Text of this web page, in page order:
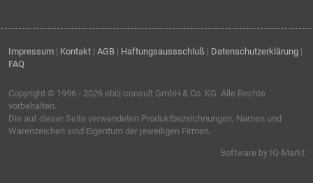
Impressum | Kontakt | AGB | Haftungsaussschluß | Datenschutzerklärung |
FAQ
Copyright © 1996 - 2026 ebiz-consult GmbH & Co. KG. Alle Rechte
vorbehalten.
Die auf dieser Seite verwendeten Produktbezeichnungen, Namen und
Warenzeichen sind Eigentum der jeweiligen Firmen.
Software by IQ-Markt